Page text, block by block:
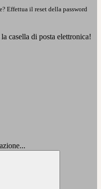
Effettua il reset della password
casella di posta elettronica!